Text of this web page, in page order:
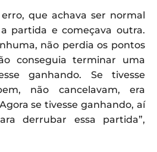
que achava ser normal
partida e começava outra.
não perdia os pontos
conseguia terminar uma
ganhando. Se tivesse
não cancelavam, era
se tivesse ganhando, aí
derrubar essa partida”,